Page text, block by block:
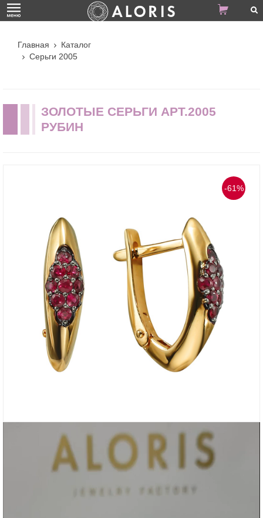
Главная
Каталог
Серьги 2005
ЗОЛОТЫЕ СЕРЬГИ АРТ.2005
РУБИН
-61%